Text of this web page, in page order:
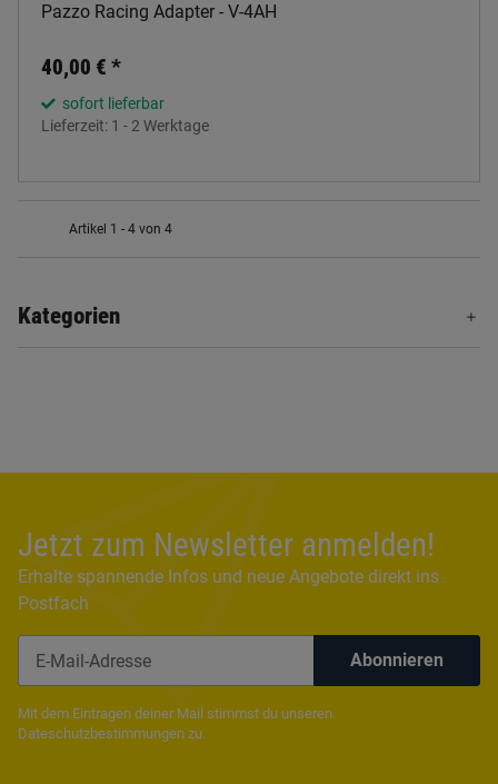
Pazzo Racing Adapter - V-4AH
40,00 € *
sofort lieferbar
Lieferzeit: 1 - 2 Werktage
Artikel 1 - 4 von 4
Kategorien
Jetzt zum Newsletter anmelden!
Erhalte spannende Infos und neue Angebote direkt ins
Postfach
Abonnieren
Mit dem Eintragen deiner Mail stimmst du unseren
Dateschutzbestimmungen zu.